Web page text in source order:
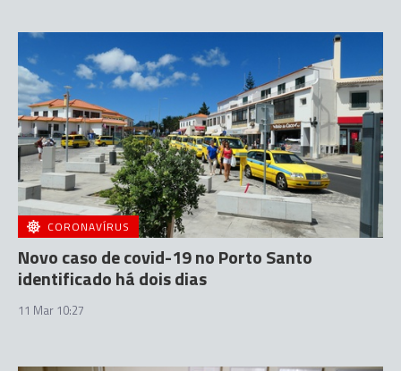
CORONAVÍRUS
Novo caso de covid-19 no Porto Santo
identificado há dois dias
11 Mar 10:27